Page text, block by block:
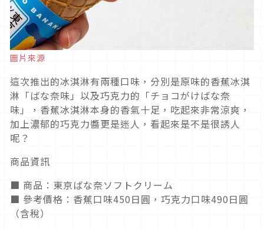
圖片來源
這次推出的冰淇淋有兩種口味，分別是原味的香蕉冰淇
淋「ばな奈味」以及巧克力的「チョコがけばな奈
味」，香蕉冰淇淋本身的香氣十足，吃起來非常涼爽，
加上濃郁的巧克力醬更是迷人，看起來是不是很誘人
呢？
商品資訊
■ 商品：東京ばな奈ソフトクリーム
■ 參考價格：香蕉口味450日圓，巧克力口味490日圓
（含稅）